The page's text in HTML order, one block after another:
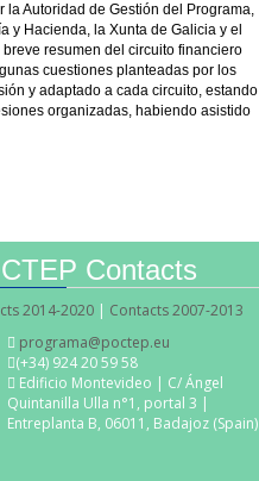
Autoridad de Gestión del Programa,
y Hacienda, la Xunta de Galicia y el
resumen del circuito financiero
cuestiones planteadas por los
y adaptado a cada circuito, estando
organizadas, habiendo asistido
Contacts
2014-2020| Contacts 2007-2013
programa@poctep.eu
(+34) 924 20 59 58
Edificio Montevideo | C/ Ángel
Quintanilla Ulla n°1, portal 3 |
Entreplanta B, 06011, Badajoz (Spain)